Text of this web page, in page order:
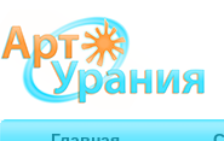
АртУрания
Умные гороскопы,